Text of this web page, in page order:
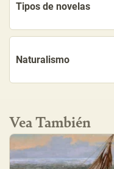
Tipos de novelas
Naturalismo
Vea También